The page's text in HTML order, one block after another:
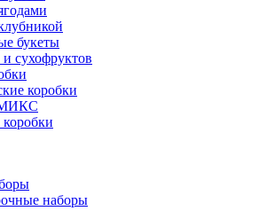
букеты
сухофруктов
коробки
МИКС
наборы